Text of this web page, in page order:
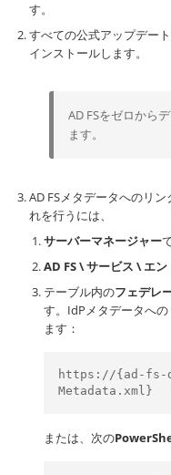
す。
すべての公式アップデー
インストールします。
AD FSをゼロから
ます。
AD FSメタデータへのリ
れを行うには、
サーバーマネージャー
AD FS \ サービス \ エン
テーブル内のフェデレ
す。IdPメタデータへ
ます：
https://{ad-fs-
Metadata.xml}
または、次の